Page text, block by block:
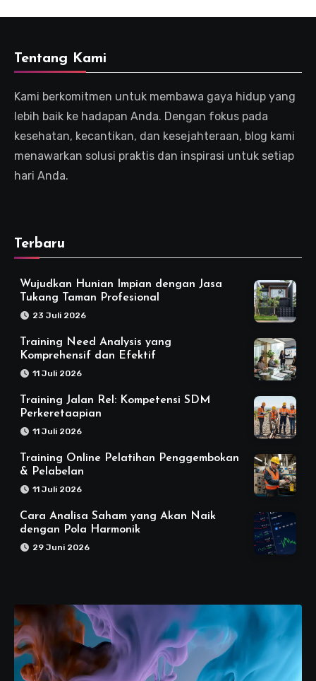
Tentang Kami
Kami berkomitmen untuk membawa gaya hidup yang
lebih baik ke hadapan Anda. Dengan fokus pada
kesehatan, kecantikan, dan kesejahteraan, blog kami
menawarkan solusi praktis dan inspirasi untuk setiap
hari Anda.
Terbaru
Wujudkan Hunian Impian dengan Jasa
Tukang Taman Profesional
23 Juli 2026
Training Need Analysis yang
Komprehensif dan Efektif
11 Juli 2026
Training Jalan Rel: Kompetensi SDM
Perkeretaapian
11 Juli 2026
Training Online Pelatihan Penggembokan
& Pelabelan
11 Juli 2026
Cara Analisa Saham yang Akan Naik
dengan Pola Harmonik
29 Juni 2026